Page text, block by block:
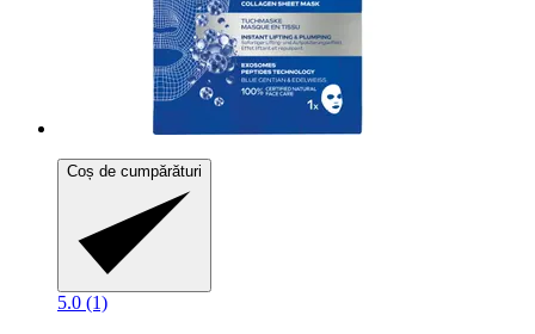
Coș de cumpărături
5.0 (1)